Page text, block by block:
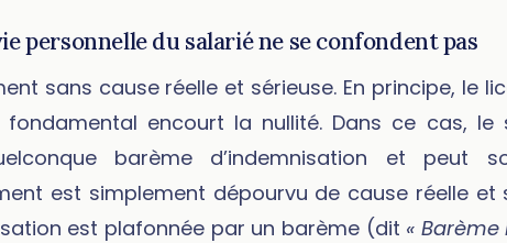
personnelle du salarié ne se confondent pas
sans cause réelle et sérieuse. En principe, le
fondamental encourt la nullité. Dans ce cas, le
barème d’indemnisation et peut
est simplement dépourvu de cause réelle et
est plafonnée par un barème (dit «